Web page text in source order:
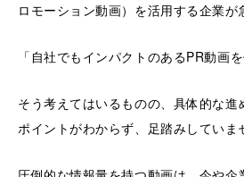
ロモーション動画）を活用する企業が
「自社でもインパクトのあるPR動画を
そう考えてはいるものの、具体的な
ポイントがわからず、足踏みしていま